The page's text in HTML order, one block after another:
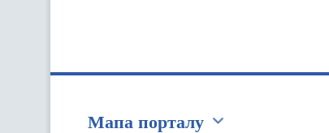
Мапа порталу